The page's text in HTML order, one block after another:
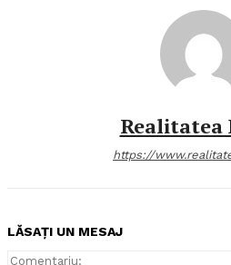
Realitatea
https://
LĂSAȚI UN MESAJ